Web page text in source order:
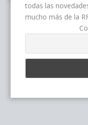
todas las
mucho más de la